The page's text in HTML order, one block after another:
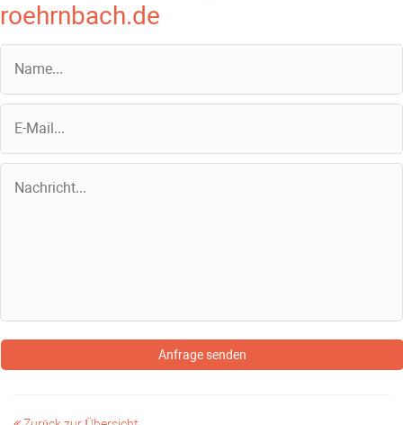
roehrnbach.de
Anfrage senden